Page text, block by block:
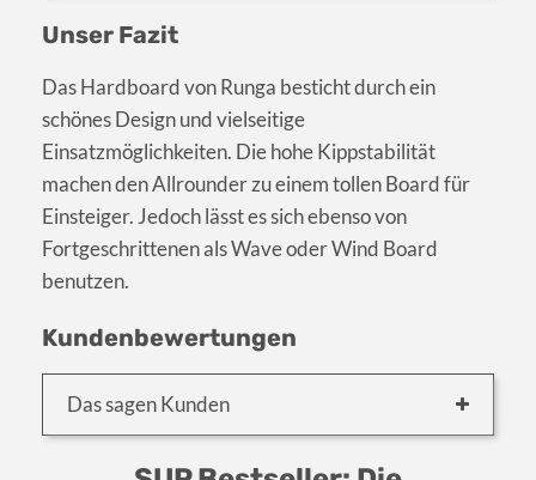
Unser Fazit
Das Hardboard von Runga besticht durch ein
schönes Design und vielseitige
Einsatzmöglichkeiten. Die hohe Kippstabilität
machen den Allrounder zu einem tollen Board für
Einsteiger. Jedoch lässt es sich ebenso von
Fortgeschrittenen als Wave oder Wind Board
benutzen.
Kundenbewertungen
Das sagen Kunden